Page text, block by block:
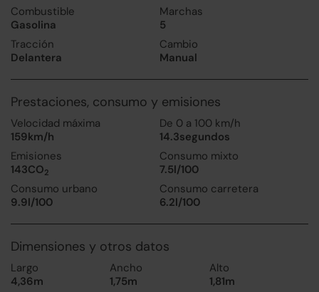
Combustible
Gasolina
Marchas
5
Tracción
Delantera
Cambio
Manual
Prestaciones, consumo y emisiones
Velocidad máxima
159km/h
De 0 a 100 km/h
14.3segundos
Emisiones
143CO2
Consumo mixto
7.5l/100
Consumo urbano
9.9l/100
Consumo carretera
6.2l/100
Dimensiones y otros datos
Largo
4,36m
Ancho
1,75m
Alto
1,81m